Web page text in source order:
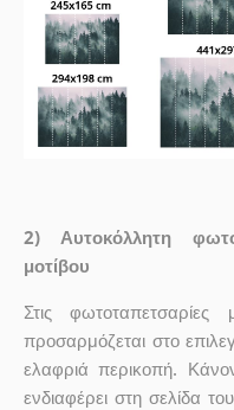
2) Αυτοκόλλητη
μοτίβου
Στις
προσαρμόζεται στο
ελαφριά περικοπή.
ενδιαφέρει στη σελίδα